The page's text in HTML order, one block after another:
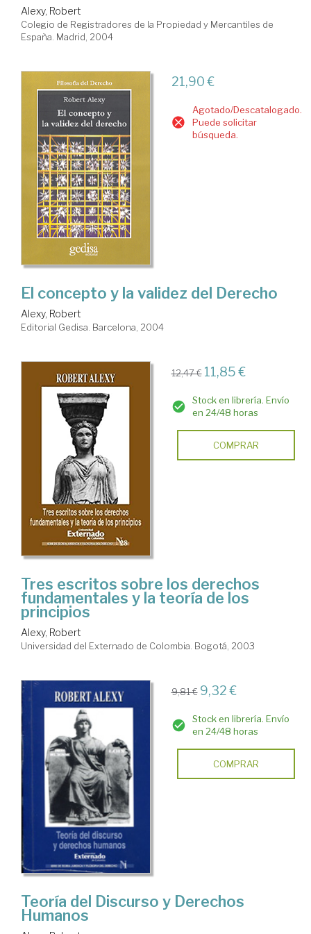
Alexy, Robert
Colegio de Registradores de la Propiedad y Mercantiles de
España. Madrid, 2004
21,90 €
Agotado/Descatalogado.
Puede solicitar
búsqueda.
El concepto y la validez del Derecho
Alexy, Robert
Editorial Gedisa. Barcelona, 2004
12,47 € 11,85 €
Stock en librería. Envío
en 24/48 horas
COMPRAR
Tres escritos sobre los derechos
fundamentales y la teoría de los
principios
Alexy, Robert
Universidad del Externado de Colombia. Bogotá, 2003
9,81 € 9,32 €
Stock en librería. Envío
en 24/48 horas
COMPRAR
Teoría del Discurso y Derechos
Humanos